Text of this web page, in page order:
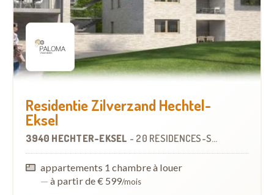
Residentie Zilverzand Hechtel-
Eksel
3940 HECHTER-EKSEL - 20 RÉSIDENCES-SERVICES
appartements 1 chambre à louer
— à partir de € 599/mois